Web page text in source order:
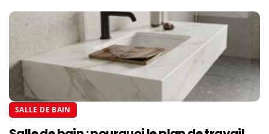
SALLE DE BAIN